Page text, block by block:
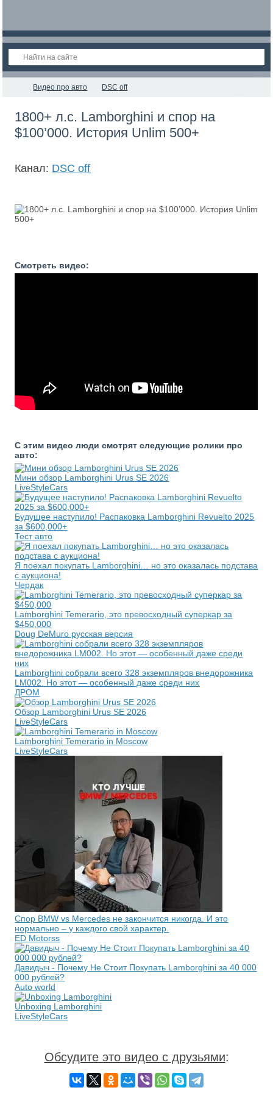
Видео про авто DSC off
1800+ л.с. Lamborghini и спор на
$100’000. История Unlim 500+
Канал: DSC off
Смотреть видео:
С этим видео люди смотрят следующие ролики про
авто:
Мини обзор Lamborghini Urus SE 2026
LiveStyleCars
Будущее наступило! Распаковка Lamborghini Revuelto 2025
за $600,000+
Тест авто
Я поехал покупать Lamborghini… но это оказалась подстава
с аукциона!
Чердак
Lamborghini Temerario, это превосходный суперкар за
$450,000
Doug DeMuro русская версия
Lamborghini собрали всего 328 экземпляров внедорожника
LM002. Но этот — особенный даже среди них
ДРОМ
Обзор Lamborghini Urus SE 2026
LiveStyleCars
Lamborghini Temerario in Moscow
LiveStyleCars
Спор BMW vs Mercedes не закончится никогда. И это
нормально – у каждого свой характер.
ED Motorss
Давидыч - Почему Не Стоит Покупать Lamborghini за 40 000
000 рублей?
Auto world
Unboxing Lamborghini
LiveStyleCars
Обсудите это видео с друзьями: